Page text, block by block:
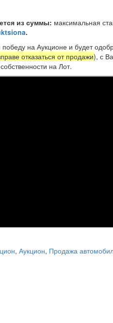
из суммы: максимальная
.
на Аукционе и будет
отказаться от продажи), с
на Лот.
, Аукцион, Продажа